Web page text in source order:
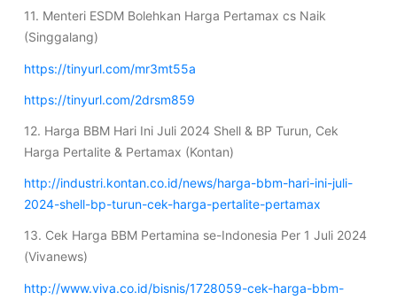
11. Menteri ESDM Bolehkan Harga Pertamax cs Naik
(Singgalang)
https://tinyurl.com/mr3mt55a
https://tinyurl.com/2drsm859
12. Harga BBM Hari Ini Juli 2024 Shell & BP Turun, Cek
Harga Pertalite & Pertamax (Kontan)
http://industri.kontan.co.id/news/harga-bbm-hari-ini-juli-
2024-shell-bp-turun-cek-harga-pertalite-pertamax
13. Cek Harga BBM Pertamina se-Indonesia Per 1 Juli 2024
(Vivanews)
http://www.viva.co.id/bisnis/1728059-cek-harga-bbm-